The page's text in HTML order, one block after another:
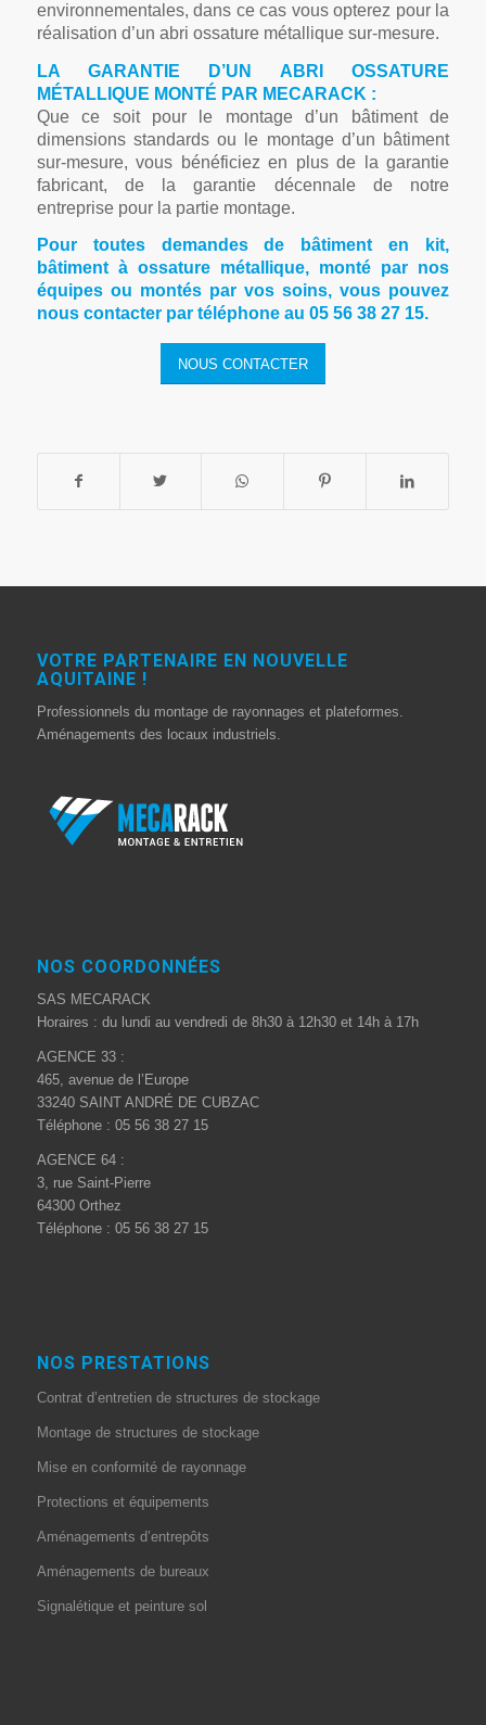
environnementales, dans ce cas vous opterez pour la
réalisation d’un abri ossature métallique sur-mesure.
LA GARANTIE D’UN ABRI OSSATURE
MÉTALLIQUE MONTÉ PAR MECARACK :
Que ce soit pour le montage d’un bâtiment de
dimensions standards ou le montage d’un bâtiment
sur-mesure, vous bénéficiez en plus de la garantie
fabricant, de la garantie décennale de notre
entreprise pour la partie montage.
Pour toutes demandes de bâtiment en kit,
bâtiment à ossature métallique, monté par nos
équipes ou montés par vos soins, vous pouvez
nous contacter par téléphone au 05 56 38 27 15.
NOUS CONTACTER
VOTRE PARTENAIRE EN NOUVELLE
AQUITAINE !
Professionnels du montage de rayonnages et plateformes.
Aménagements des locaux industriels.
NOS COORDONNÉES
SAS MECARACK
Horaires : du lundi au vendredi de 8h30 à 12h30 et 14h à 17h
AGENCE 33 :
465, avenue de l’Europe
33240 SAINT ANDRÉ DE CUBZAC
Téléphone : 05 56 38 27 15
AGENCE 64 :
3, rue Saint-Pierre
64300 Orthez
Téléphone : 05 56 38 27 15
NOS PRESTATIONS
Contrat d’entretien de structures de stockage
Montage de structures de stockage
Mise en conformité de rayonnage
Protections et équipements
Aménagements d’entrepôts
Aménagements de bureaux
Signalétique et peinture sol